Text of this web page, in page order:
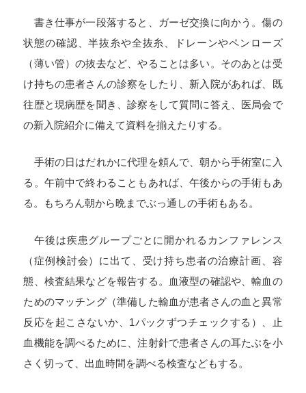
書き仕事が一段落すると、ガーゼ交換に向かう。傷の
状態の確認、半抜糸や全抜糸、ドレーンやペンローズ
（薄い管）の抜去など、やることは多い。そのあとは受
け持ちの患者さんの診察をしたり、新入院があれば、既
往歴と現病歴を聞き、診察をして質問に答え、医局会で
の新入院紹介に備えて資料を揃えたりする。
手術の日はだれかに代理を頼んで、朝から手術室に入
る。午前中で終わることもあれば、午後からの手術もあ
る。もちろん朝から晩までぶっ通しの手術もある。
午後は疾患グループごとに開かれるカンファレンス
（症例検討会）に出て、受け持ち患者の治療計画、容
態、検査結果などを報告する。血液型の確認や、輸血の
ためのマッチング（準備した輸血が患者さんの血と異常
反応を起こさないか、 1パックずつチェックする）、止
血機能を調べるために、注射針で患者さんの耳たぶを小
さく切って、出血時間を調べる検査などもする。